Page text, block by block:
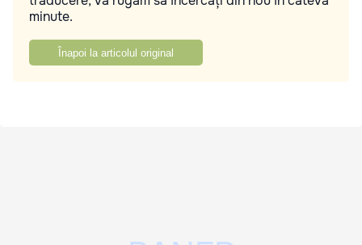
minute.
Înapoi la articolul original